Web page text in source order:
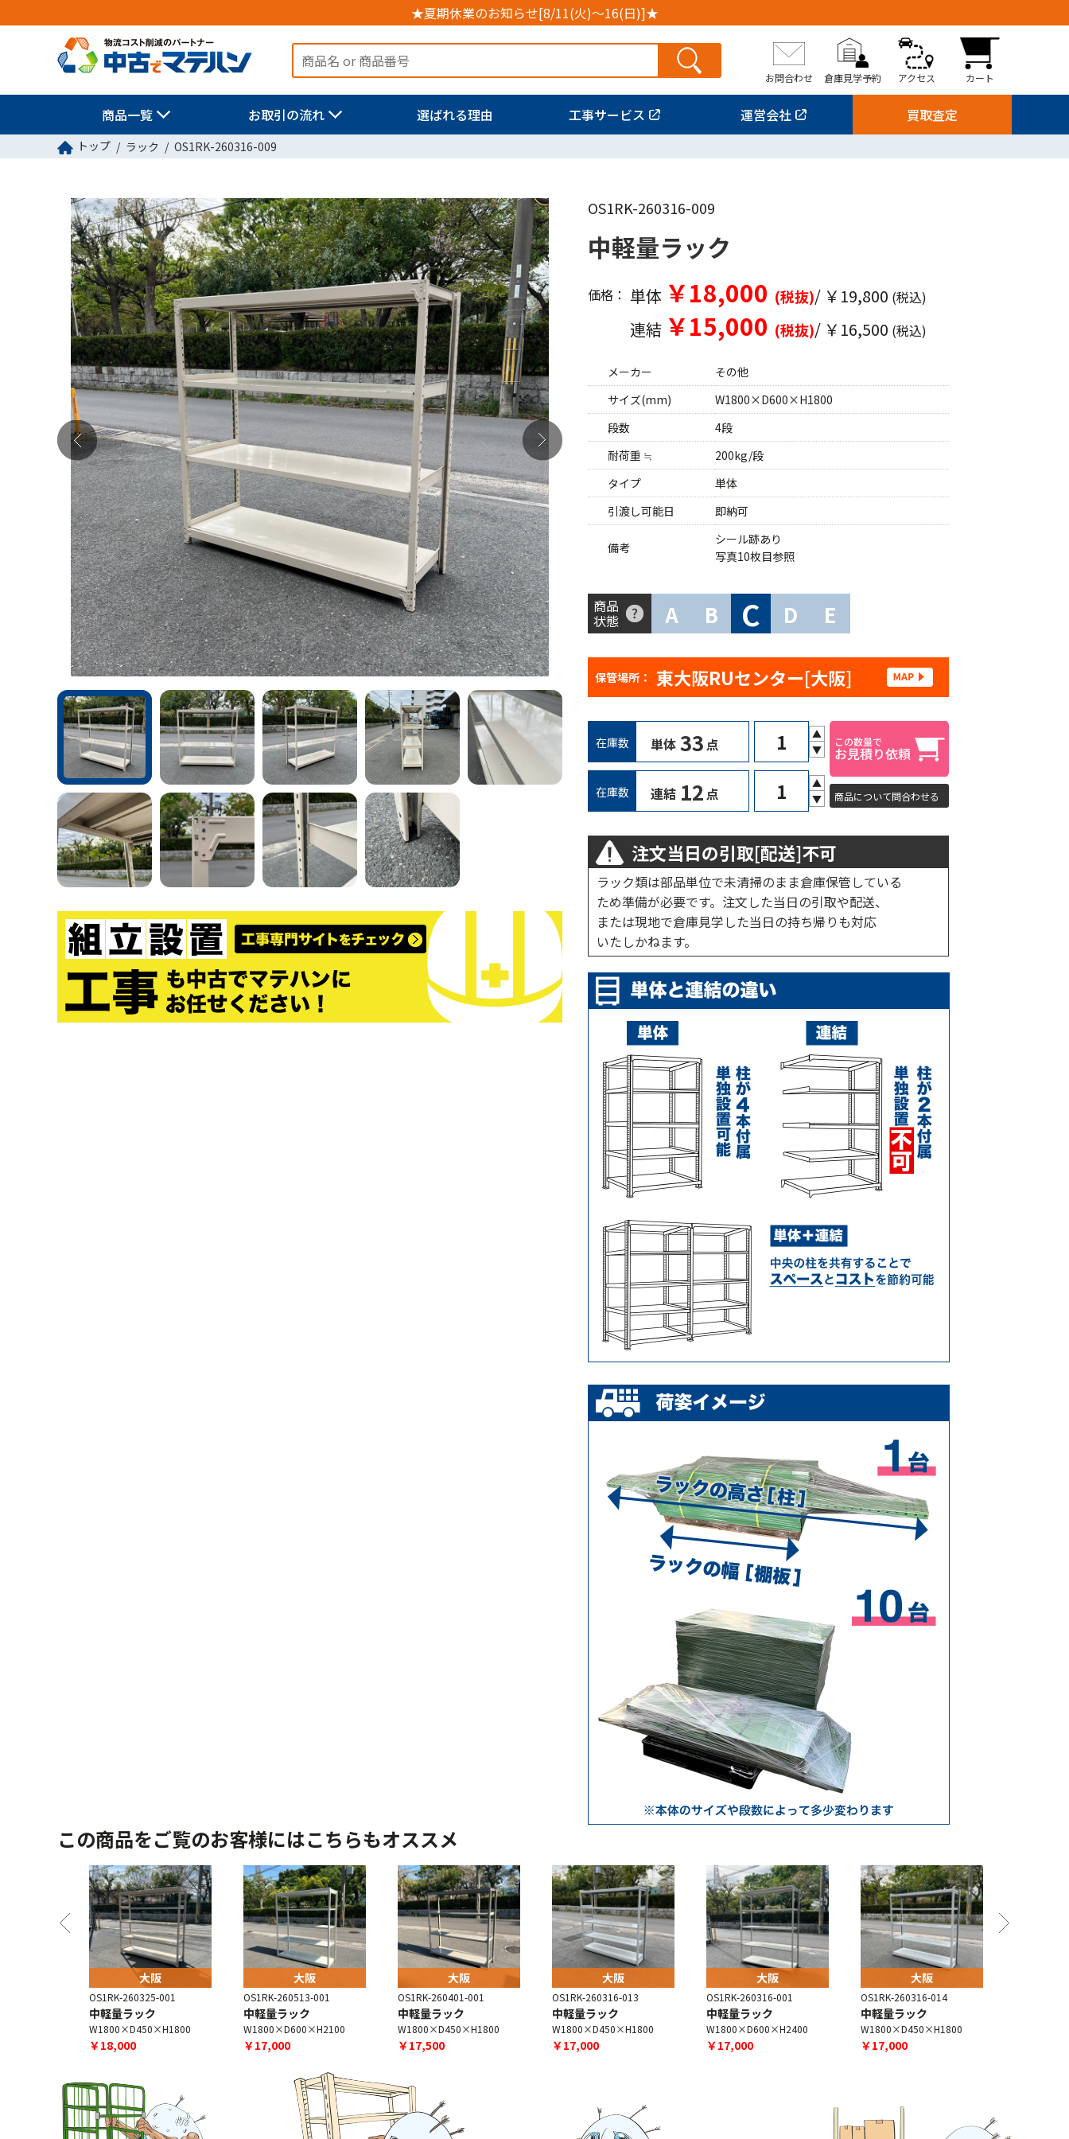
★夏期休業のお知らせ[8/11(火)～16(日)]★
お問合わせ 倉庫見学予約 アクセス カート
商品一覧 お取引の流れ 選ばれる理由 工事サービス 運営会社 買取査定
トップ ラック OS1RK-260316-009
OS1RK-260316-009
中軽量ラック
価格： 単体 ￥18,000 (税抜)/ ￥19,800 (税込)
連結 ￥15,000 (税抜)/ ￥16,500 (税込)
メーカー
その他
サイズ(mm)
W1800×D600×H1800
段数
4段
耐荷重 ≒
200kg/段
タイプ
単体
引渡し可能日
即納可
備考
シール跡あり
写真10枚目参照
商品
状態 A B C D E
保管場所： 東大阪RUセンター[大阪]
在庫数 単体 33 点
▲
▼
在庫数 連結 12 点
▲
▼
商品について問合わせる
注文当日の引取[配送]不可
ラック類は部品単位で未清掃のまま倉庫保管している
ため準備が必要です。注文した当日の引取や配送、
または現地で倉庫見学した当日の持ち帰りも対応
いたしかねます。
この商品をご覧のお客様にはこちらもオススメ
大阪
OS1RK-260325-001
中軽量ラック
W1800×D450×H1800
￥18,000
大阪
OS1RK-260513-001
中軽量ラック
W1800×D600×H2100
￥17,000
大阪
OS1RK-260401-001
中軽量ラック
W1800×D450×H1800
￥17,500
大阪
OS1RK-260316-013
中軽量ラック
W1800×D450×H1800
￥17,000
大阪
OS1RK-260316-001
中軽量ラック
W1800×D600×H2400
￥17,000
大阪
OS1RK-260316-014
中軽量ラック
W1800×D450×H1800
￥17,000